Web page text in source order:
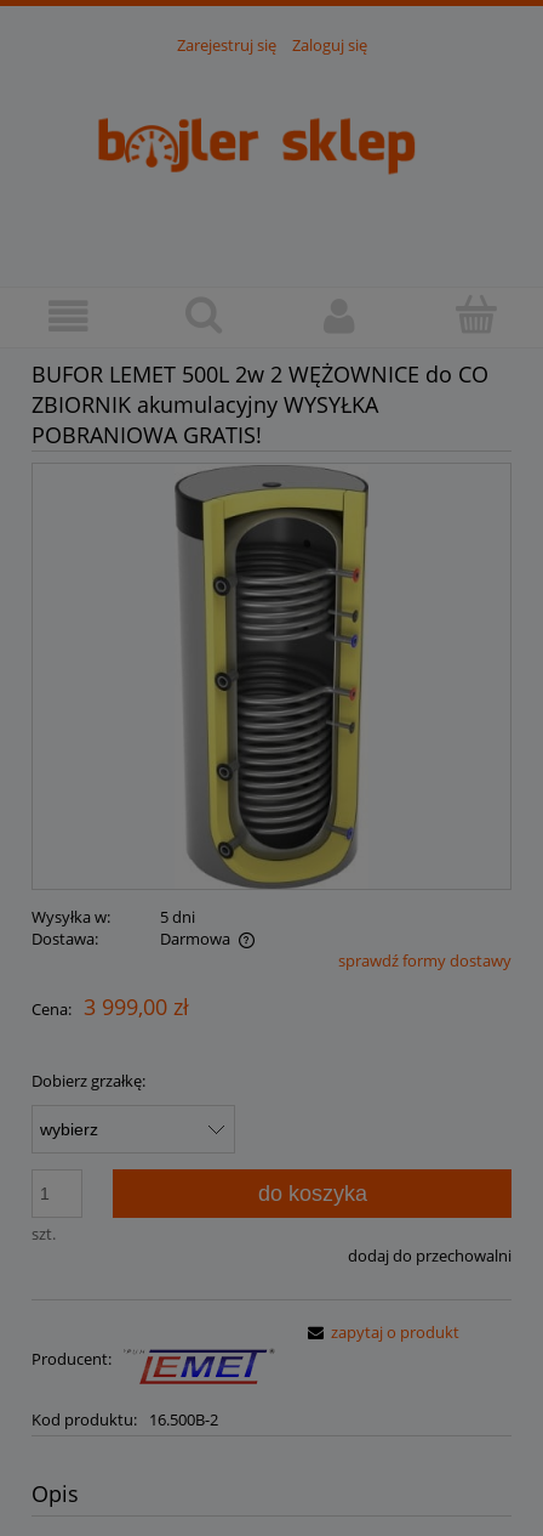
Zarejestruj się Zaloguj się
BUFOR LEMET 500L 2w 2 WĘŻOWNICE do CO
ZBIORNIK akumulacyjny WYSYŁKA
POBRANIOWA GRATIS!
Wysyłka w:
5 dni
Dostawa:
Darmowa
Cena nie zawiera ewentualnych kosztów płatnościsprawdź formy dostawy
Cena: 3 999,00 zł
Dobierz grzałkę:
szt.
do koszyka
dodaj do przechowalni
Producent:
Kod produktu: 16.500B-2
zapytaj o produkt
Opis